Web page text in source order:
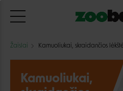
Žaislai Kamuoliukai, skraidančios
Kamuoliukai,